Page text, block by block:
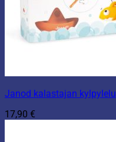
Janod kalastajan kylpylelu
17,90 €